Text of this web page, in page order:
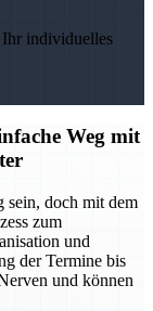
Ihr individuelles
Weg mit
sein, doch mit dem
zum
und
der Termine bis
und können